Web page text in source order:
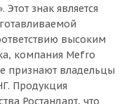
знак является
высоким
компания Mefro
признают владельцы
Продукция
Ростандарт, что